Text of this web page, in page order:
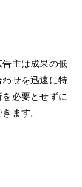
告主は成果の低
わせを迅速に特
を必要とせずに
ます。